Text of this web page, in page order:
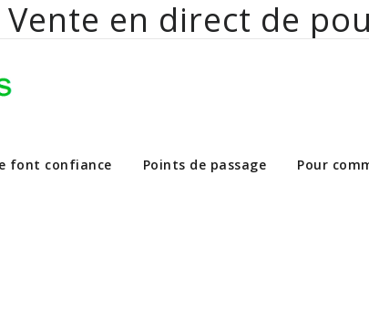
Vente en direct de
de poulets bio aux
font confiance Points de passage Pour